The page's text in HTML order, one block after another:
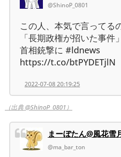
@ShinoP_0801
この人、本気で言ってる
「長期政権が招いた事
首相銃撃に #ldnews
https://t.co/btPYDETjlN
2022-07-08 20:19:25
（出典 @ShinoP_0801）
まーぼたん@風花雪
@ma_bar_ton